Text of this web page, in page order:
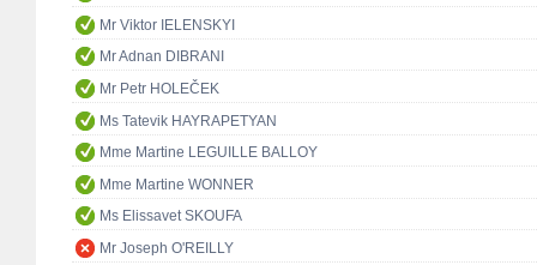
Mr Viktor IELENSKYI
Mr Adnan DIBRANI
Mr Petr HOLEČEK
Ms Tatevik HAYRAPETYAN
Mme Martine LEGUILLE BALLOY
Mme Martine WONNER
Ms Elissavet SKOUFA
Mr Joseph O'REILLY